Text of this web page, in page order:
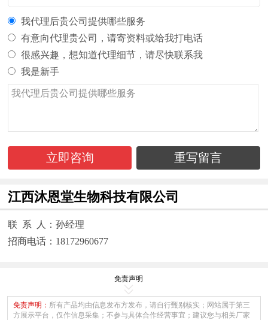
我代理后贵公司提供哪些服务
有意向代理贵公司，请寄资料或给我打电话
很感兴趣，想知道代理细节，请尽快联系我
我是新手
立即咨询 重写留言
江西沐恩堂生物科技有限公司
联 系 人：孙经理
招商电话：18172960677
免责声明
免责声明： 所有产品均由信息发布方发布，请自行甄别核实；网站属于第三
方展示平台，仅作信息采集；不参与具体合作经营事宜；建议您与相关厂家